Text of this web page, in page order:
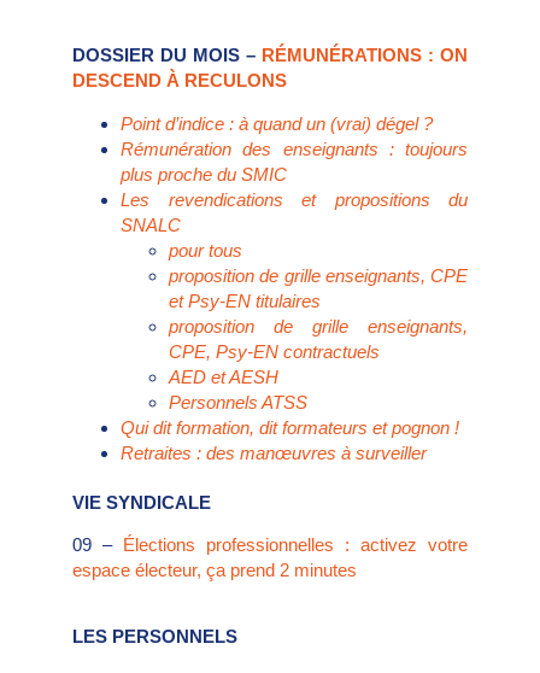
DOSSIER DU MOIS – RÉMUNÉRATIONS : ON
DESCEND À RECULONS
Point d’indice : à quand un (vrai) dégel ?
Rémunération des enseignants : toujours
plus proche du SMIC
Les revendications et propositions du
SNALC
pour tous
proposition de grille enseignants, CPE
et Psy-EN titulaires
proposition de grille enseignants,
CPE, Psy-EN contractuels
AED et AESH
Personnels ATSS
Qui dit formation, dit formateurs et pognon !
Retraites : des manœuvres à surveiller
VIE SYNDICALE
09 – Élections professionnelles : activez votre
espace électeur, ça prend 2 minutes
LES PERSONNELS